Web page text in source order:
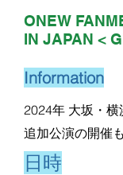
ONEW
IN JAPAN <
Information
2024年 大坂・横
追加公演の開催
日時